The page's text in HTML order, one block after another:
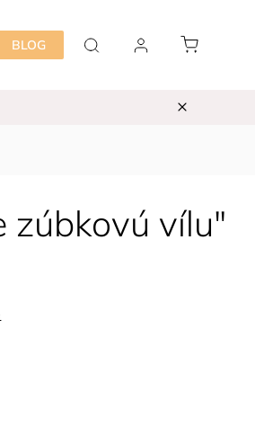
BLOG
izba Starostlivosť
zúbkovú vílu"